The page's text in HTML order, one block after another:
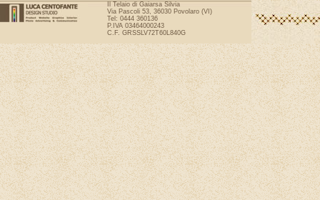
Il Telaio di Gaiarsa Silvia
Via Pascoli 53, 36030 Povolaro (VI)
Tel: 0444 360136
P.IVA 03464000243
C.F. GRSSLV72T60L840G